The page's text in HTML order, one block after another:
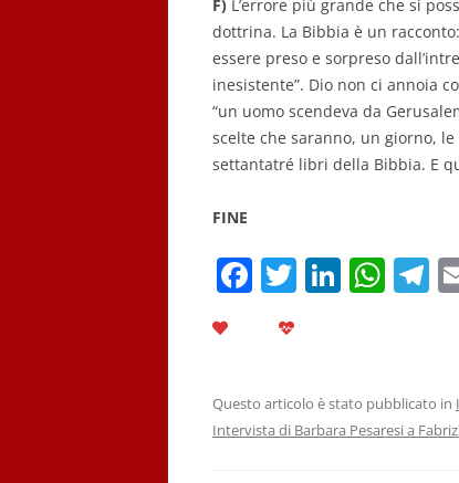
F) L’errore più grande che si
dottrina. La Bibbia è un
essere preso e sorpreso
inesistente”. Dio non ci annoia
“un uomo scendeva da
scelte che saranno, un giorno,
settantatré libri della Bibbia. E
FINE
F
b
o
T Li
dI
n
W
A
p
T
a
Questo articolo è stato pubblicato in
Intervista di Barbara Pesaresi a